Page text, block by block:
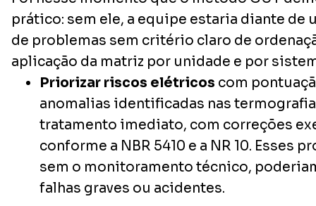
prático: sem ele, a equipe estaria diante de
de problemas sem critério claro de
aplicação da matriz por unidade e por
Priorizar riscos elétricos com
anomalias identificadas nas
tratamento imediato, com correções
conforme a NBR 5410 e a NR 10. Esses
sem o monitoramento técnico,
falhas graves ou acidentes.